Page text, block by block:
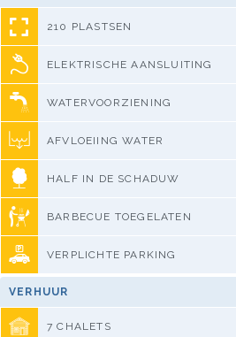
210 PLASTSEN
ELEKTRISCHE AANSLUITING
WATERVOORZIENING
AFVLOEIING WATER
HALF IN DE SCHADUW
BARBECUE TOEGELATEN
VERPLICHTE PARKING
VERHUUR
7 CHALETS